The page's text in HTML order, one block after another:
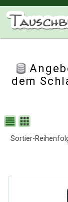
dem
Sortier-